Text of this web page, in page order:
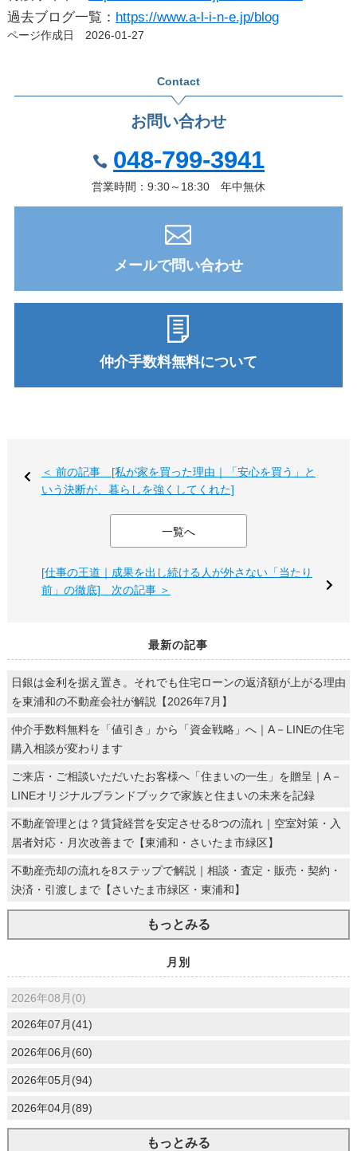
過去ブログ一覧： https://www.a-l-i-n-e.jp/blog
ページ作成日 2026-01-27
Contact
お問い合わせ
048-799-3941
営業時間：9:30～18:30 年中無休
メールで問い合わせ
仲介手数料無料について
＜ 前の記事 [私が家を買った理由｜「安心を買う」と
いう決断が、暮らしを強くしてくれた]
一覧へ
[仕事の王道｜成果を出し続ける人が外さない「当たり
前」の徹底] 次の記事 ＞
最新の記事
日銀は金利を据え置き。それでも住宅ローンの返済額が上がる理由
を東浦和の不動産会社が解説【2026年7月】
仲介手数料無料を「値引き」から「資金戦略」へ｜A－LINEの住宅
購入相談が変わります
ご来店・ご相談いただいたお客様へ「住まいの一生」を贈呈｜A－
LINEオリジナルブランドブックで家族と住まいの未来を記録
不動産管理とは？賃貸経営を安定させる8つの流れ｜空室対策・入
居者対応・月次改善まで【東浦和・さいたま市緑区】
不動産売却の流れを8ステップで解説｜相談・査定・販売・契約・
決済・引渡しまで【さいたま市緑区・東浦和】
もっとみる
月別
2026年08月(0)
2026年07月(41)
2026年06月(60)
2026年05月(94)
2026年04月(89)
もっとみる